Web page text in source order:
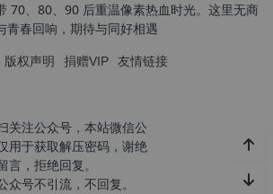
70、80、90 后重温像素热血时光。这里无商
青春回响，期待与同好相遇
版权声明 捐赠VIP 友情链接
关注公众号，本站微信公
用于获取解压密码，谢绝
言，拒绝回复。
众号不引流，不回复。